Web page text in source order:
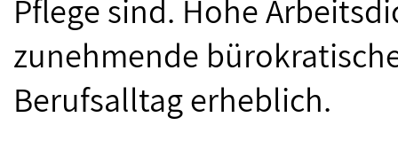
Pflege sind. Hohe
zunehmende
Berufsalltag erheblich.